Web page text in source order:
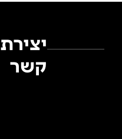
יצירת
קשר